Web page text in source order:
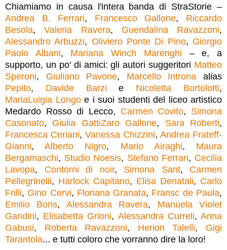
Chiamiamo in causa l'intera banda di StraStorie –
Andrea B. Ferrari, Francesco Gallone, Riccardo
Besola,Valeria Ravera, Guendalina Ravazzoni,
Alessandro Arbuzzi, Oliviero Ponte Di Pino, Giorgio
Paolo Albani, Mariana Winch Marenghi – e, a
supporto, un po' di amici: gli autori suggeritori Matteo
Speroni, Giuliano Pavone, Marcello Introna alias
Pepito, Davide Barzi e Nicoletta Bortolotti,
MariaLuigia Longoe i suoi studenti del liceo artistico
Medardo Rosso di Lecco, Carmen Covito, Simona
Casonato, Giulia GattiZaro Gallone, Sara Roberti,
Francesca Ceriani, Vanessa Chizzini, Andrea Frateff-
Gianni,Alberto Nigro, Mario Airaghi, Maura
Bergamaschi, Studio Noesis, Stefano Ferrari, Cecilia
Lavopa, Contorni di noir, Simona Sant, Carmen
Pellegrinelli, Harlock Capitano, Elisa Denatali, Carlo
Frilli, Gino Cervi, Floriana Granata, Fransc de Paula,
Emilio Bons, Alessandra Ravera, Manuela Violet
Gandini, Elisabetta Grioni, Alessandra Curreli,Anna
Gabusi, Roberta Ravazzoni, Herion Talelli, Gigi
Tarantola... e tutti coloro che vorranno dire la loro!